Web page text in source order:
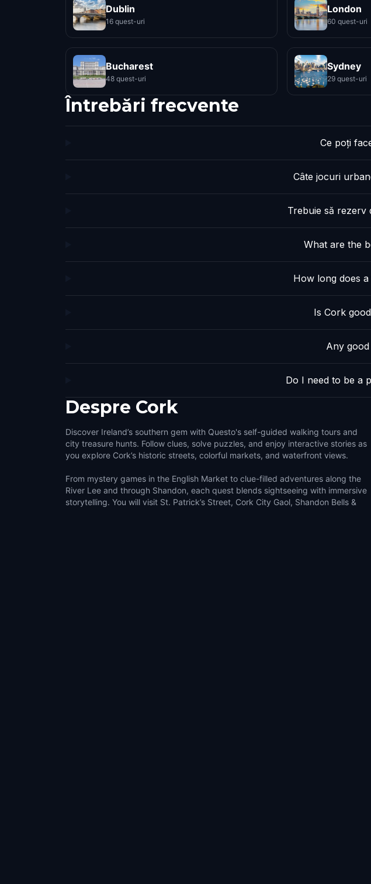
Dublin
16 quest-uri
London
60 quest-uri
Bucharest
48 quest-uri
Sydney
29 quest-uri
Întrebări frecvente
Ce poți
Câte jocuri
Trebuie să rezerv
What are the
How long does
Is Cork
Any good
Do I need to be a
Despre Cork
Discover Ireland’s southern gem with Questo's self-guided walking tours and
city treasure hunts. Follow clues, solve puzzles, and enjoy interactive stories as
you explore Cork’s historic streets, colorful markets, and waterfront views.
From mystery games in the English Market to clue-filled adventures along the
River Lee and through Shandon, each quest blends sightseeing with immersive
storytelling. You will visit St. Patrick’s Street, Cork City Gaol, Shandon Bells &